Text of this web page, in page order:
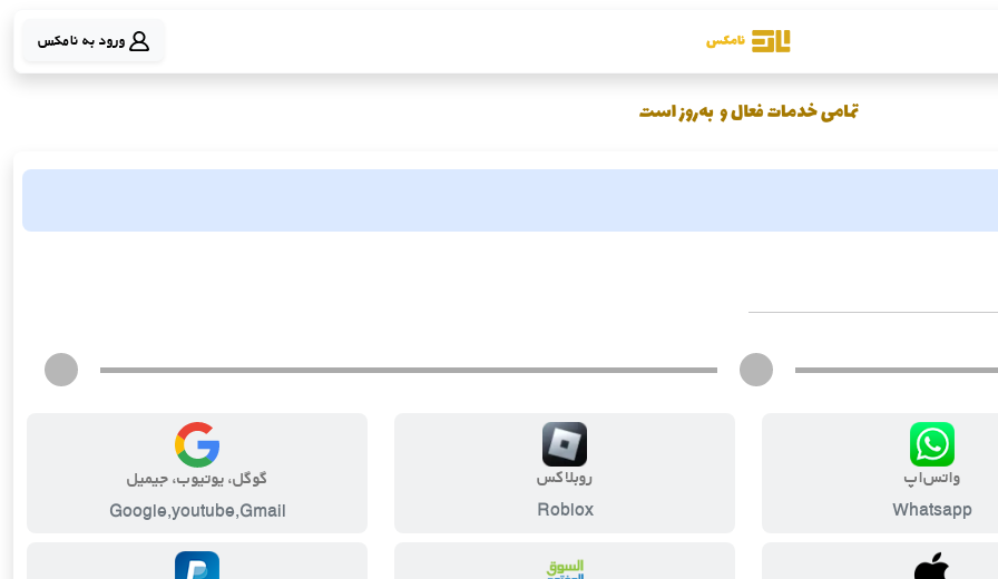
ورود به نامکس
واتس‌اپ
Whatsapp
روبلاکس
Roblox
گوگل، یوتیوب، جیمیل
Google,youtube,Gmail